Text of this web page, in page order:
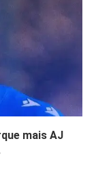
mais AJ